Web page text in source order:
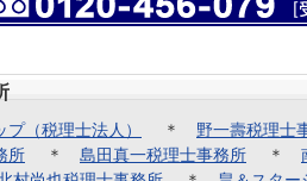
（税理士法人） ＊ 野一壽税理士
所 ＊ 島田真一税理士事務所 ＊